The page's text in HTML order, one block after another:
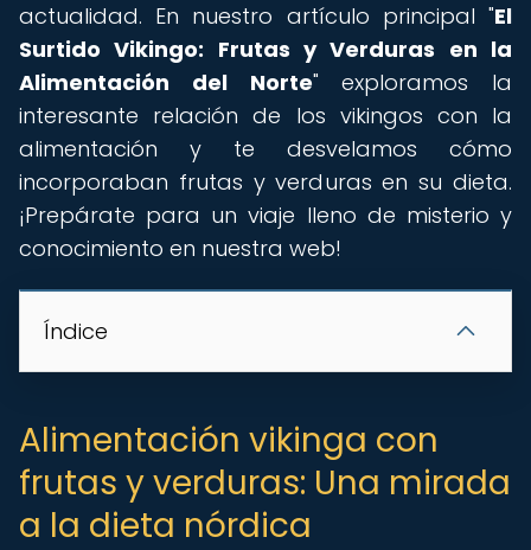
actualidad. En nuestro artículo principal "El
Surtido Vikingo: Frutas y Verduras en la
Alimentación del Norte" exploramos la
interesante relación de los vikingos con la
alimentación y te desvelamos cómo
incorporaban frutas y verduras en su dieta.
¡Prepárate para un viaje lleno de misterio y
conocimiento en nuestra web!
Índice
Alimentación vikinga con
frutas y verduras: Una mirada
a la dieta nórdica